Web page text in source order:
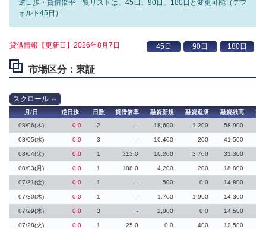
逆日歩・貸借倍率一覧リストは、45日、90日、180日と変更可能（デフ
ォルト45日）
貸借情報【更新日】2026年8月7日
市場区分：東証
月/日 逆日歩 日数 貸借倍率 融資新規 融資返済 融資残高
貸
08/06(木)
0.0 2 - 18,600 1,200 58,900
08/05(水) 0.0 3 - 10,400 200 41,500
08/04(火) 0.0 1 313.0 16,200 3,700 31,300
08/03(月) 0.0 1 188.0 4,200 200 18,800
07/31(金) 0.0 1 - 500 0.0 14,800
07/30(木) 0.0 1 - 1,700 1,900 14,300
07/29(水) 0.0 3 - 2,000 0.0 14,500
07/28(火) 0.0 1 25.0 0.0 400 12,500